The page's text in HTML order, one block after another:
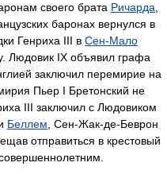
своего брата Ричарда,
баронах вернулся в
Генриха III в Сен-Мало
Людовик IX объявил графа
заключил перемирие на
Пьер I Бретонский не
III заключил с Людовиком
Беллем, Сен-Жак-де-Беврон
отправиться в крестовый